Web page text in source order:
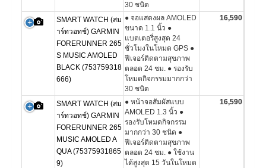
30 ชนิด
SMART WATCH (สม
าร์ทวอทช์) GARMIN
FORERUNNER 265
S MUSIC AMOLED
BLACK (753759318
666)
● จอแสดงผล AMOLED
ขนาด 1.1 นิ้ว ●
แบตเตอรี่สูงสุด 24
ชั่วโมงในโหมด GPS ●
ฟีเจอร์ติดตามสุขภาพ
ตลอด 24 ชม. ● รองรับ
โหมดกิจกรรมมากกว่า
30 ชนิด
16,590
SMART WATCH (สม
าร์ทวอทช์) GARMIN
FORERUNNER 265
MUSIC AMOLED A
QUA (75375931865
9)
● หน้าจอสัมผัสแบบ
AMOLED 1.3 นิ้ว ●
รองรับโหมดกิจกรรม
มากกว่า 30 ชนิด ●
ฟีเจอร์ติดตามสุขภาพ
ตลอด 24 ชม. ● ใช้งาน
ได้สูงสุด 15 วันในโหมด
16,590